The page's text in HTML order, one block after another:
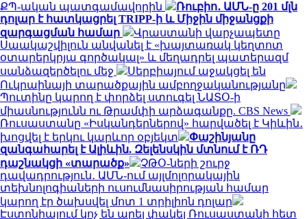
ՔՊ-ական պատգամավորին
Ռուբիո․ ԱՄՆ-ը 201 մլն
դոլար է հատկացրել TRIPP-ի և Միջին միջանցքի
զարգացման համար
Վրաստանի վարչապետը
Սաակաշվիլուն անվանել է «խայտառակ կեղտոտ
օտարերկրյա գործակալ» և մեղադրել պատերազմ
սանձազերծելու մեջ
Սերբիայում աջակցել են
Ուկրաինայի տարածքային ամբողջականությանը
Պուտինը կարող է փորձել ստուգել ՆԱՏՕ-ի
միասնությունն ու Թրամփի արձագանքը. CBS News
Ռուսաստանը «Իսկանդերներով» հարվածել է Կիևին․
խոցվել է երկու կարևոր օբյեկտ
Փաշինյանը
զանգահարել է Ալիևին. Զելենսկին մտնում է ՌԴ
դաշնակցի «տարածք»
ՉԹՕ-ների շուրջ
դավադրություն․ ԱՄՆ-ում այլմոլորակային
տեխնոլոգիաների ուսումնասիրության համար
կարող էր ծախսվել մոտ 1 տրիլիոն դոլար
Էստոնիայում կոչ են արել փակել Ռուսաստանի հետ